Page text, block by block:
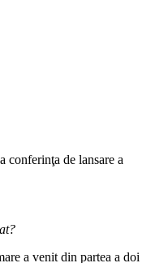
conferinţa de lansare a
a venit din partea a doi